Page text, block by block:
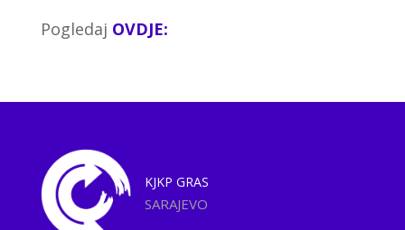
Pogledaj OVDJE:
KJKP GRAS
SARAJEVO